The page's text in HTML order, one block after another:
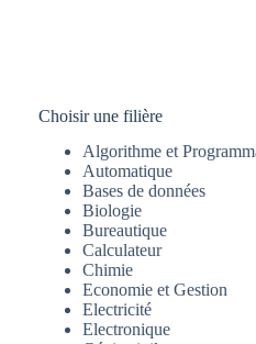
Choisir une filière
Algorithme et
Automatique
Bases de données
Biologie
Bureautique
Calculateur
Chimie
Economie et Gestion
Electricité
Electronique